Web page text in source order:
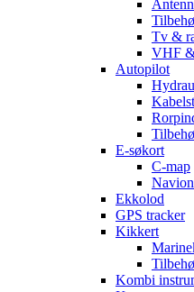
Tv &
VHF
Autopilot
E-søkort
C-map
Ekkolod
GPS tracker
Kikkert
Kombi